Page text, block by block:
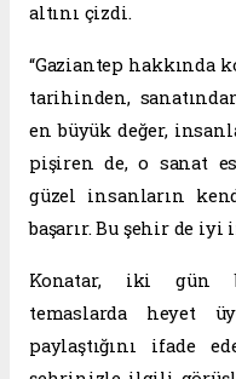
altını çizdi.
“Gaziantep hakkında
tarihinden,
en büyük değer,
pişiren de, o sanat
güzel insanların
başarır. Bu şehir de
Konatar, iki gün
temaslarda heyet
paylaştığını ifade